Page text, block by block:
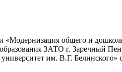
«Модернизация общего и
ЗАТО г. Заречный
им. В.Г. Белинского»